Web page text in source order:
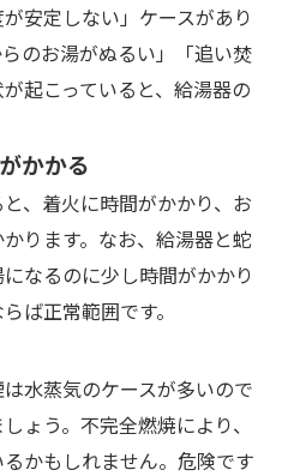
安定しない」ケースがあり
のお湯がぬるい」「追い焚
起こっていると、給湯器の
かかる
、着火に時間がかかり、お
ります。なお、給湯器と蛇
なるのに少し時間がかかり
ば正常範囲です。
水蒸気のケースが多いので
ょう。不完全燃焼により、
かもしれません。危険です